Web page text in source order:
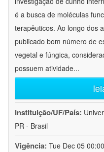
é a busca de moléculas
terapêuticos. Ao longo dos
publicado bom número de
vegetal e fúngica,
possuem atividade...
Instituição/UF/País:
PR - Brasil
Vigência: Tue Dec 05